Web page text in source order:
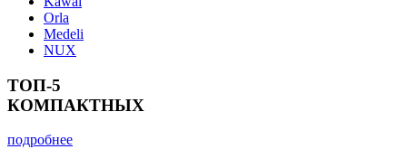
Orla
Medeli
NUX
ТОП-5
КОМПАКТНЫХ
подробнее